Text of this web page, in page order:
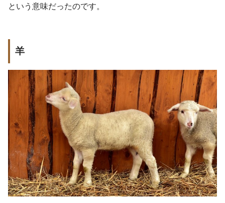
という意味だったのです。
羊